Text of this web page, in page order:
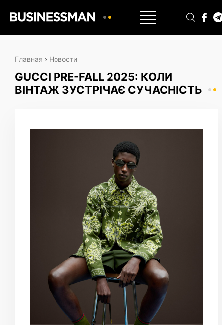
Главная › Новости
GUCCI PRE-FALL 2025: КОЛИ
ВІНТАЖ ЗУСТРІЧАЄ СУЧАСНІСТЬ